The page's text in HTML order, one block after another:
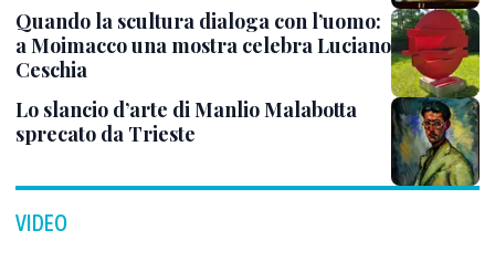
Quando la scultura dialoga con l’uomo:
a Moimacco una mostra celebra Luciano
Ceschia
Lo slancio d’arte di Manlio Malabotta
sprecato da Trieste
VIDEO